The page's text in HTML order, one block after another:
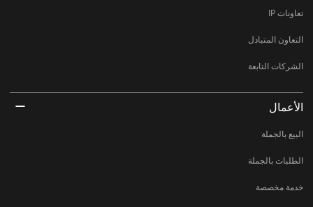
تعاونات IP
التعاون المتبادل
الشركات التابعة
الأعمال
البيع بالجملة
الطلبات بالجملة
خدمة مخصصة